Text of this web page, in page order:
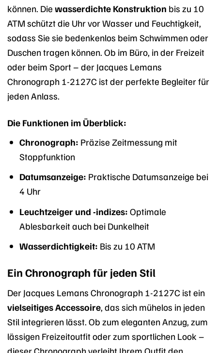
können. Die wasserdichte Konstruktion bis zu 10
ATM schützt die Uhr vor Wasser und Feuchtigkeit,
sodass Sie sie bedenkenlos beim Schwimmen oder
Duschen tragen können. Ob im Büro, in der Freizeit
oder beim Sport – der Jacques Lemans
Chronograph 1-2127C ist der perfekte Begleiter für
jeden Anlass.
Die Funktionen im Überblick:
Chronograph: Präzise Zeitmessung mit
Stoppfunktion
Datumsanzeige: Praktische Datumsanzeige bei
4 Uhr
Leuchtzeiger und -indizes: Optimale
Ablesbarkeit auch bei Dunkelheit
Wasserdichtigkeit: Bis zu 10 ATM
Ein Chronograph für jeden Stil
Der Jacques Lemans Chronograph 1-2127C ist ein
vielseitiges Accessoire , das sich mühelos in jeden
Stil integrieren lässt. Ob zum eleganten Anzug, zum
lässigen Freizeitoutfit oder zum sportlichen Look –
dieser Chronograph verleiht Ihrem Outfit den